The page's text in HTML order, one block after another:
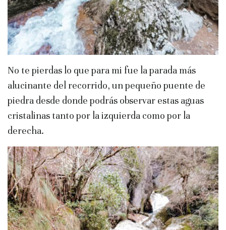
No te pierdas lo que para mi fue la parada más
alucinante del recorrido, un pequeño puente de
piedra desde donde podrás observar estas aguas
cristalinas tanto por la izquierda como por la
derecha.